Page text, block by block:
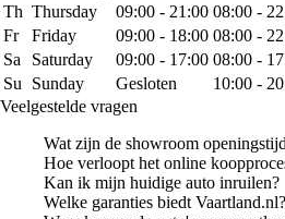
Th Thursday 09:00 - 21:00 08:00 -
Fr
Friday 09:00 - 18:00 08:00 -
Sa
Saturday 09:00 - 17:00 08:00 -
Su
Sunday Gesloten
10:00 -
Veelgestelde vragen
Wat zijn de showroom
Hoe verloopt het online
Kan ik mijn huidige auto inruilen?
Welke garanties biedt Vaartland.nl?